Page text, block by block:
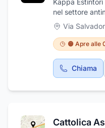
Kappa
nel settore
affidabilità
all'impegno
la compone.
dalla
e
taglia fuoco,
rilevazione
vista tecnico e
Via
🟠 Apre alle
Chiama